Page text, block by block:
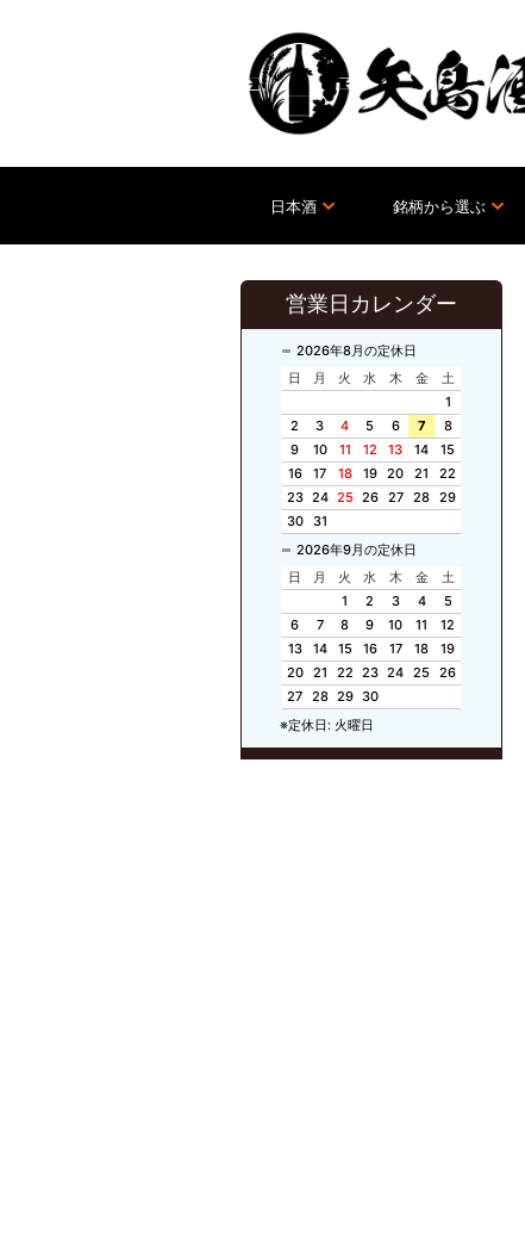
日本酒 銘柄から選ぶ
営業日カレンダー
2026年8月の定休日
日
月 火 水 木 金
土
1
2
3 4 5 6 7
8
9
10 11 12 13 14
15
16
17 18 19 20 21
22
23 24 25 26 27 28 29
30
31
2026年9月の定休日
日
月 火 水 木 金
土
1
2 3 4
5
6
7 8 9 10 11
12
13
14 15 16 17 18
19
20
21 22 23 24 25 26
27 28 29 30
※定休日: 火曜日